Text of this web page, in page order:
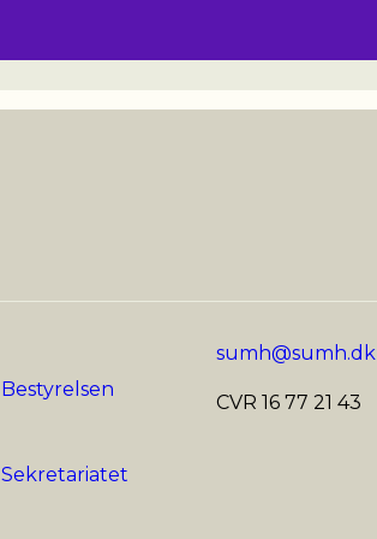
Bestyrelsen
Sekretariatet
sumh@sumh.dk
CVR 16 77 21 43